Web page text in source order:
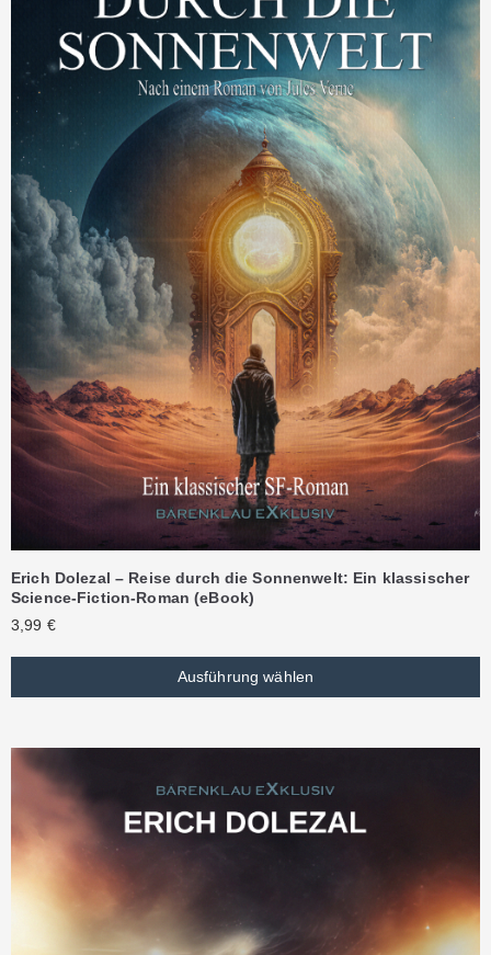
Erich Dolezal – Reise durch die Sonnenwelt: Ein klassischer
Science-Fiction-Roman (eBook)
3,99 €
Ausführung wählen